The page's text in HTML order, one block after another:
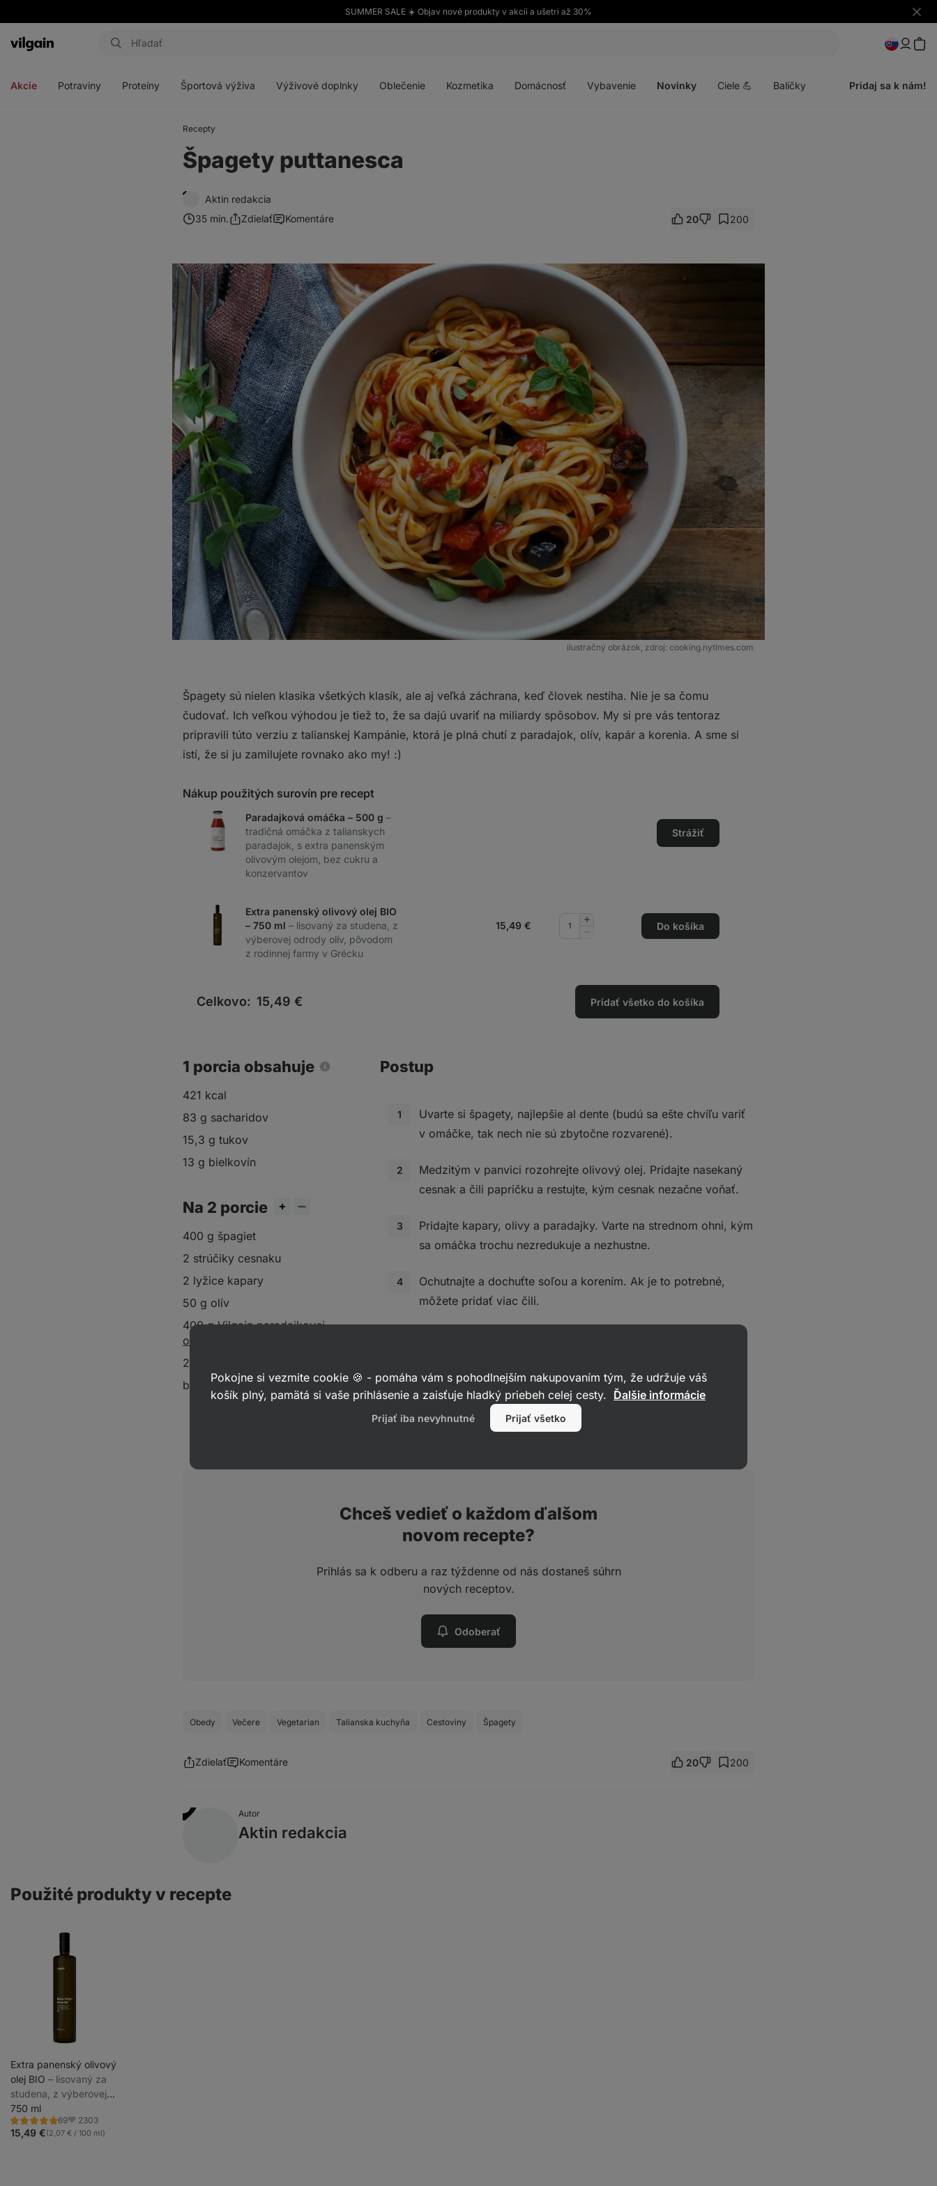
SUMMER SALE ☀️ Objav nové produkty v akcii a ušetri až 30%
Skryť
Eshop
Akcie Potraviny Proteíny Športová výživa Výživové doplnky Oblečenie Kozmetika Domácnosť Vybavenie Novinky Ciele 💪 Balíčky Pridaj sa k nám!
Recepty
Špagety puttanesca
Aktin redakcia
35 min.
Zdielať Komentáre 20 200
ilustračný obrázok, zdroj: cooking.nytimes.com
Špagety sú nielen klasika všetkých klasík, ale aj veľká záchrana, keď človek nestíha. Nie je sa čomu
čudovať. Ich veľkou výhodou je tiež to, že sa dajú uvariť na miliardy spôsobov. My si pre vás tentoraz
pripravili túto verziu z talianskej Kampánie, ktorá je plná chutí z paradajok, olív, kapár a korenia. A sme si
istí, že si ju zamilujete rovnako ako my! :)
Nákup použitých surovín pre recept
Paradajková omáčka – 500 g –
tradičná omáčka z talianskych
paradajok, s extra panenským
olivovým olejom, bez cukru a
konzervantov
Strážiť
Extra panenský olivový olej BIO
– 750 ml – lisovaný za studena, z
výberovej odrody olív, pôvodom
z rodinnej farmy v Grécku
15,49 €
Pridať
Do košíka
Celkovo: 15,49 € Pridať všetko do košíka
1 porcia obsahuje
421 kcal
83 g sacharidov
15,3 g tukov
13 g bielkovín
Na 2 porcie
400 g špagiet
2 strúčiky cesnaku
2 lyžice kapary
50 g olív
400 gVilgain paradajkovej
omáčky puttanesca
2 lyžice
bazalka
Postup
Uvarte si špagety, najlepšie al dente (budú sa ešte chvíľu variť
v omáčke, tak nech nie sú zbytočne rozvarené).
Medzitým v panvici rozohrejte olivový olej. Pridajte nasekaný
cesnak a čili papričku a restujte, kým cesnak nezačne voňať.
Pridajte kapary, olivy a paradajky. Varte na strednom ohni, kým
sa omáčka trochu nezredukuje a nezhustne.
Ochutnajte a dochuťte soľou a korením. Ak je to potrebné,
môžete pridať viac čili.
cestoviny omáčkou obalené. Pokiaľ je omáčka príliš hustá,
pridajte trochu vody zo špagiet.
Podávajte posypané čerstvou petržlenovou vňaťou.
Chceš vedieť o každom ďalšom
novom recepte?
Prihlás sa k odberu a raz týždenne od nás dostaneš súhrn
nových receptov.
Odoberať
Obedy Večere Vegetarian Talianska kuchyňa Cestoviny Špagety
Zdielať Komentáre 20 200
Autor
Aktin redakcia
Použité produkty v recepte
Extra panenský olivový
olej BIO ⁠–⁠ lisovaný za
studena, z výberovej
odrody olív, pôvodom z
rodinnej farmy v
Grécku
750 ml
69
Hodnotenie
4.9/5,
Obľúbené
2303
15,49 €(2,07 € / 100 ml)
Pokojne si vezmite cookie 🍪 - pomáha vám s pohodlnejším nakupovaním tým, že udržuje váš
košík plný, pamätá si vaše prihlásenie a zaisťuje hladký priebeh celej cesty. Ďalšie informácie
Prijať iba nevyhnutné Prijať všetko